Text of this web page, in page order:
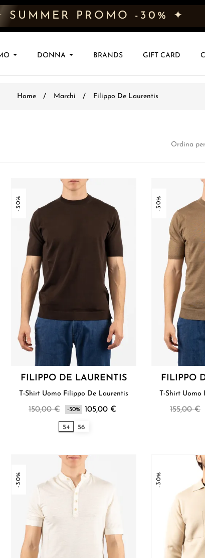
SUMMER PROMO -30% ✦
DONNA BRANDS GIFT CARD
Home Marchi Filippo De Laurentis
Ordina
-30%
FILIPPO DE LAURENTIS
T-Shirt Uomo Filippo De Laurentis
150,00 € -30% 105,00 €
54 56
-30%
FILIPPO
155,00 €
-30% -30%